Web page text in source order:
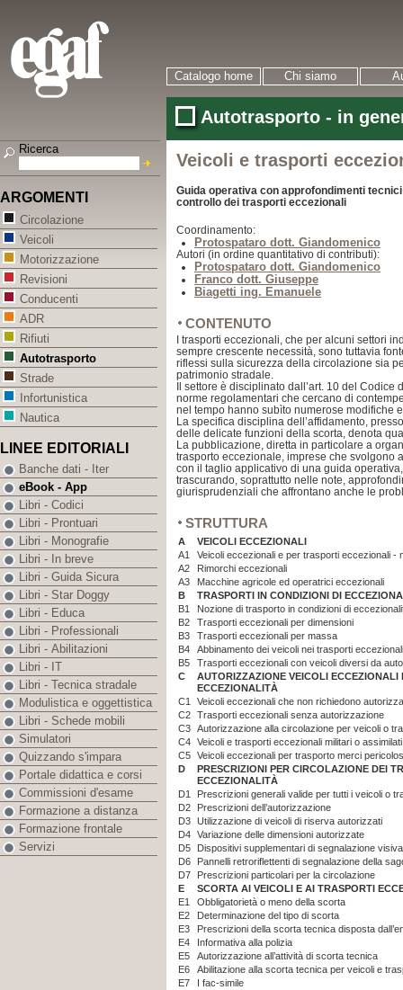
Catalogo home Chi siamo
Autotrasporto - in
Veicoli e trasporti
Guida operativa con approfondimenti
controllo dei trasporti eccezionali
Coordinamento:
Protospataro dott. Giandomenico
Autori (in ordine quantitativo di contributi):
Protospataro dott. Giandomenico
Franco dott. Giuseppe
Biagetti ing. Emanuele
CONTENUTO
I trasporti eccezionali, che per alcuni settori
sempre crescente necessità, sono tuttavia
riflessi sulla sicurezza della circolazione sia
patrimonio stradale.
Il settore è disciplinato dall’art. 10 del
norme regolamentari che cercano di
nel tempo hanno subìto numerose modifiche
La specifica disciplina dell’affidamento,
delle delicate funzioni della scorta, denota
La pubblicazione, diretta in particolare a
trasporto eccezionale, imprese che svolgono
con il taglio applicativo di una guida
trascurando, soprattutto nelle note,
giurisprudenziali che affrontano anche le
STRUTTURA
A
VEICOLI ECCEZIONALI
A1
Veicoli eccezionali e per trasporti eccezionali -
A2
Rimorchi eccezionali
A3
Macchine agricole ed operatrici eccezionali
B
TRASPORTI IN CONDIZIONI DI
B1
Nozione di trasporto in condizioni di
B2
Trasporti eccezionali per dimensioni
B3
Trasporti eccezionali per massa
B4
Abbinamento dei veicoli nei trasporti eccezionali
B5
Trasporti eccezionali con veicoli diversi da
C
AUTORIZZAZIONE VEICOLI ECCEZIONALI
ECCEZIONALITÀ
C1
Veicoli eccezionali che non richiedono
C2 Trasporti eccezionali senza autorizzazione
C3 Autorizzazione alla circolazione per veicoli o
C4 Veicoli e trasporti eccezionali militari o assimilati
C5 Veicoli eccezionali per trasporto merci
D
PRESCRIZIONI PER CIRCOLAZIONE DEI
ECCEZIONALITÀ
D1
Prescrizioni generali valide per tutti i veicoli o
D2
Prescrizioni dell’autorizzazione
D3 Utilizzazione di veicoli di riserva autorizzati
D4 Variazione delle dimensioni autorizzate
D5
Dispositivi supplementari di segnalazione visiva
D6
Pannelli retroriflettenti di segnalazione della
D7
Prescrizioni particolari per la circolazione
E
SCORTA AI VEICOLI E AI TRASPORTI
E1
Obbligatorietà o meno della scorta
E2
Determinazione del tipo di scorta
E3
Prescrizioni della scorta tecnica disposta
E4
Informativa alla polizia
E5
Autorizzazione all’attività di scorta tecnica
E6
Abilitazione alla scorta tecnica per veicoli e
E7
I fac-simile
Ricerca
ARGOMENTI
Circolazione
Veicoli
Motorizzazione
Revisioni
Conducenti
ADR
Rifiuti
Autotrasporto
Strade
Infortunistica
Nautica
LINEE EDITORIALI
Banche dati - Iter
eBook - App
Libri - Codici
Libri - Prontuari
Libri - Monografie
Libri - In breve
Libri - Guida Sicura
Libri - Star Doggy
Libri - Educa
Libri - Professionali
Libri - Abilitazioni
Libri - IT
Libri - Tecnica stradale
Modulistica e oggettistica
Libri - Schede mobili
Simulatori
Quizzando s'impara
Portale didattica e corsi
Commissioni d'esame
Formazione a distanza
Formazione frontale
Servizi